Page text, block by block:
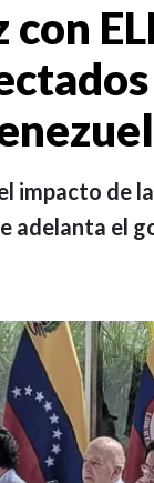
con
impacto de
adelanta el